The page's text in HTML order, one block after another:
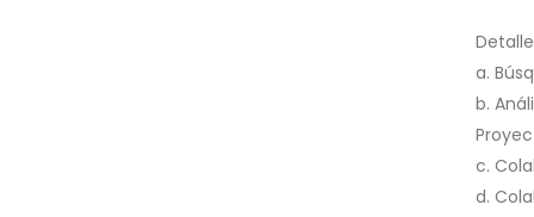
a.
b.
c.
d.